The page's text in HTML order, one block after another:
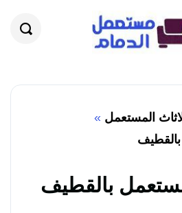
المستعمل
بالقطيف